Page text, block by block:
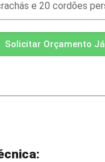
Solicitar Orçamento Já